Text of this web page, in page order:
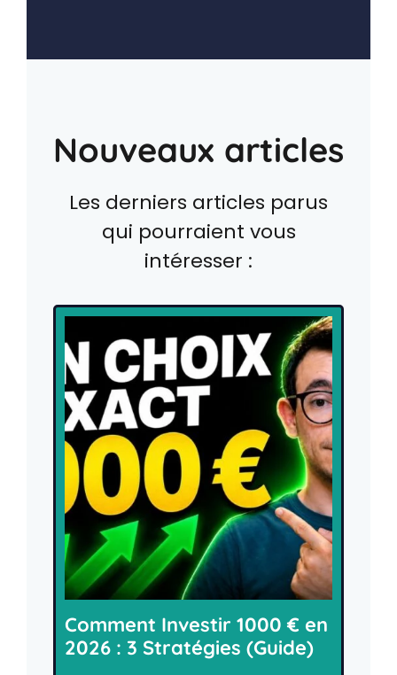
Nouveaux articles
Les derniers articles parus
qui pourraient vous
intéresser :
Comment Investir 1000 € en
2026 : 3 Stratégies (Guide)